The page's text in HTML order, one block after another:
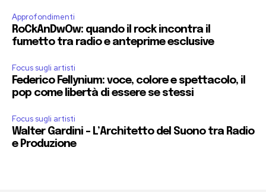
Approfondimenti
RoCkAnDwOw: quando il rock incontra il
fumetto tra radio e anteprime esclusive
Focus sugli artisti
Federico Fellynium: voce, colore e spettacolo, il
pop come libertà di essere se stessi
Focus sugli artisti
Walter Gardini – L’Architetto del Suono tra Radio
e Produzione